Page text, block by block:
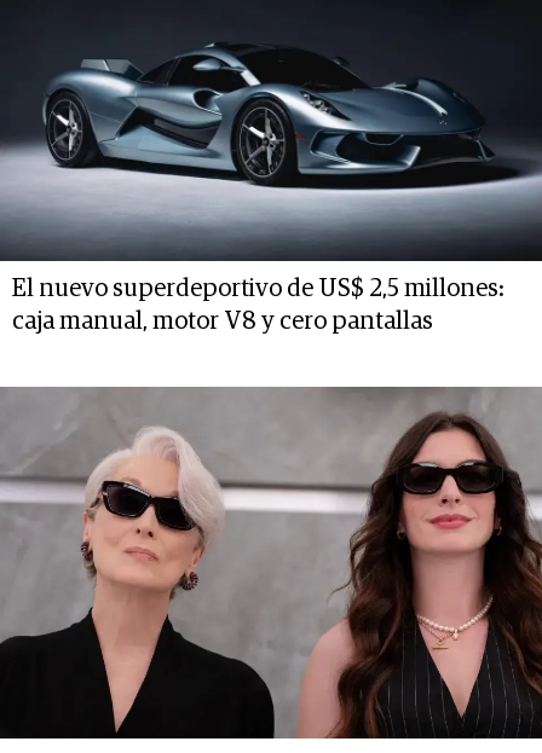
El nuevo superdeportivo de US$ 2,5 millones:
caja manual, motor V8 y cero pantallas